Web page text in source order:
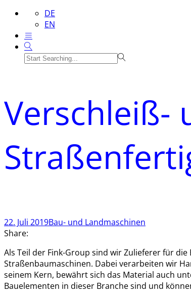
DE
EN
Verschleiß-
22. Juli 2019Bau- und Landmaschinen
Share:
Als Teil der Fink-Group sind wir Zulieferer für
Straßenbaumaschinen. Dabei verarbeiten wir
seinem Kern, bewährt sich das Material auch
Bauelementen in dieser Branche sind und